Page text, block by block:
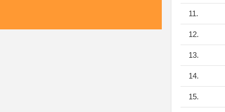
11.
12.
13.
14.
15.